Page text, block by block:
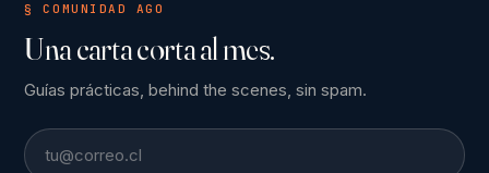
§ COMUNIDAD AGO
Una carta corta al mes.
Guías prácticas, behind the scenes, sin spam.
Email